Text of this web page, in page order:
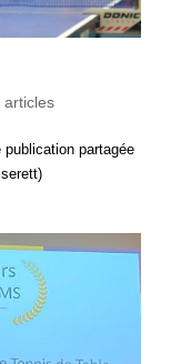
articles
partagée